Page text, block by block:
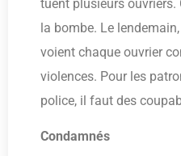
tuent plusieurs ouvriers.
la bombe. Le
voient chaque ouvrier
violences. Pour les
police, il faut des
Condamnés